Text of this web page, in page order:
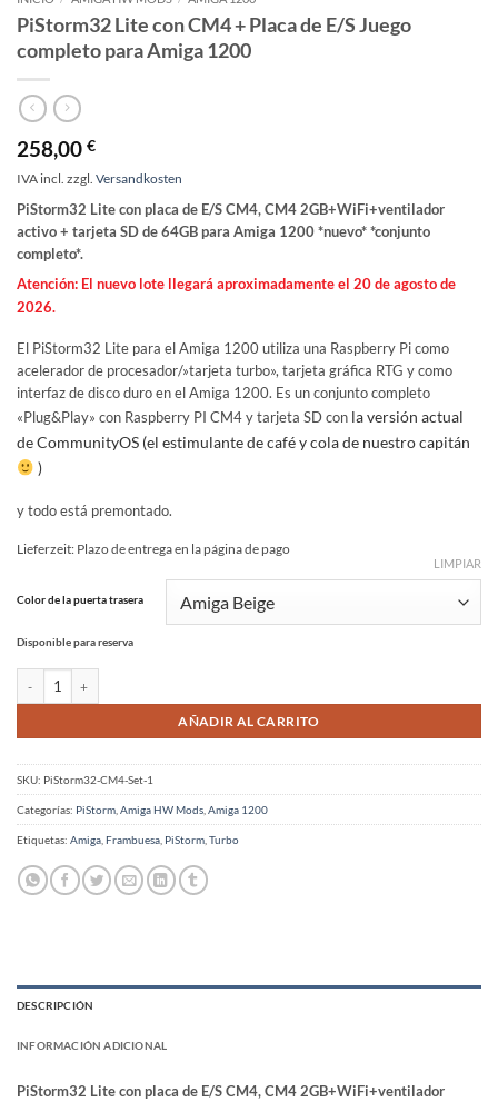
PiStorm32 Lite con CM4 + Placa de E/S Juego
completo para Amiga 1200
258,00 €
IVA incl. zzgl. Versandkosten
PiStorm32 Lite con placa de E/S CM4, CM4 2GB+WiFi+ventilador
activo + tarjeta SD de 64GB para Amiga 1200 *nuevo* *conjunto
completo*.
Atención: El nuevo lote llegará aproximadamente el 20 de agosto de
2026.
El PiStorm32 Lite para el Amiga 1200 utiliza una Raspberry Pi como
acelerador de procesador/»tarjeta turbo», tarjeta gráfica RTG y como
interfaz de disco duro en el Amiga 1200. Es un conjunto completo
«Plug&Play» con Raspberry PI CM4 y tarjeta SD con la versión actual
de CommunityOS (el estimulante de café y cola de nuestro capitán
)
y todo está premontado.
Lieferzeit: Plazo de entrega en la página de pago
Color de la puerta trasera
LIMPIAR
Disponible para reserva
AÑADIR AL CARRITO
SKU: PiStorm32-CM4-Set-1
Categorías: PiStorm Amiga HW Mods Amiga 1200
Etiquetas: Amiga Frambuesa PiStorm Turbo
DESCRIPCIÓN
INFORMACIÓN ADICIONAL
PiStorm32 Lite con placa de E/S CM4, CM4 2GB+WiFi+ventilador